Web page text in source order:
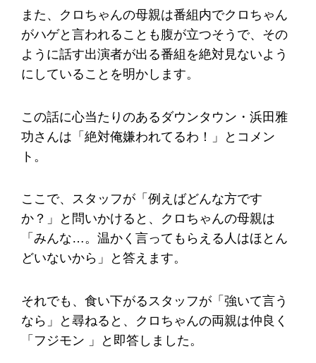
また、クロちゃんの母親は番組内でクロちゃん
がハゲと言われることも腹が立つそうで、その
ように話す出演者が出る番組を絶対見ないよう
にしていることを明かします。
この話に心当たりのあるダウンタウン・浜田雅
功さんは「絶対俺嫌われてるわ！」とコメン
ト。
ここで、スタッフが「例えばどんな方です
か？」と問いかけると、クロちゃんの母親は
「みんな…。温かく言ってもらえる人はほとん
どいないから」と答えます。
それでも、食い下がるスタッフが「強いて言う
なら」と尋ねると、クロちゃんの両親は仲良く
「フジモン 」と即答しました。